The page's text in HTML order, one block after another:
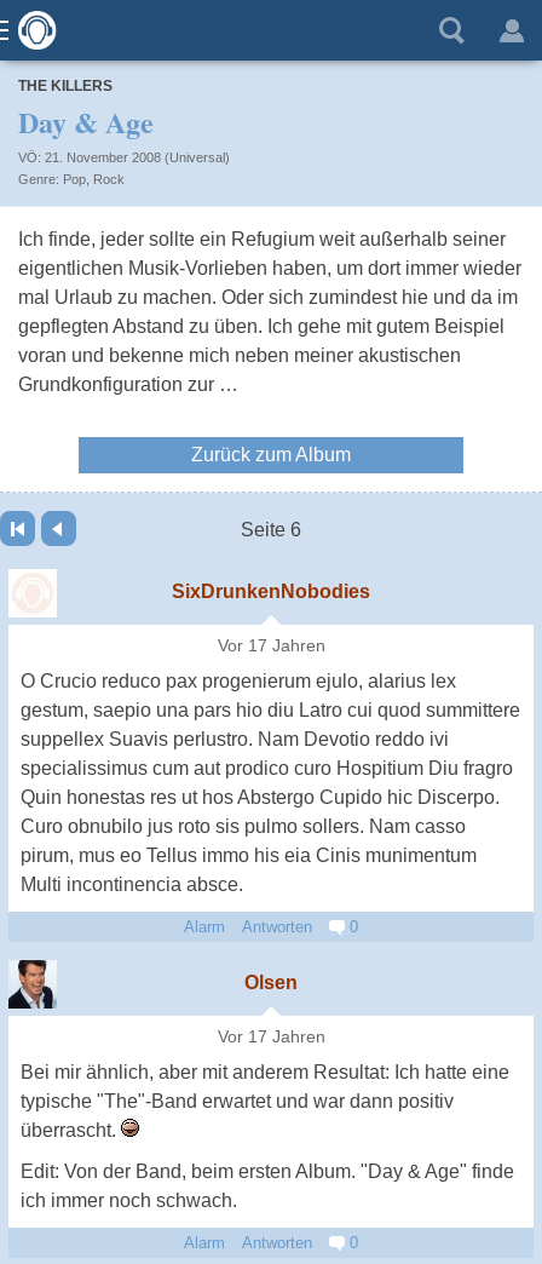
THE KILLERS
Day & Age
VÖ: 21. November 2008 (Universal)
Pop Rock
Ich finde, jeder sollte ein Refugium weit außerhalb seiner
eigentlichen Musik-Vorlieben haben, um dort immer wieder
mal Urlaub zu machen. Oder sich zumindest hie und da im
gepflegten Abstand zu üben. Ich gehe mit gutem Beispiel
voran und bekenne mich neben meiner akustischen
Grundkonfiguration zur …
Zurück zum Album
Seite 6
SixDrunkenNobodies
Vor 17 Jahren
O Crucio reduco pax progenierum ejulo, alarius lex
gestum, saepio una pars hio diu Latro cui quod summittere
suppellex Suavis perlustro. Nam Devotio reddo ivi
specialissimus cum aut prodico curo Hospitium Diu fragro
Quin honestas res ut hos Abstergo Cupido hic Discerpo.
Curo obnubilo jus roto sis pulmo sollers. Nam casso
pirum, mus eo Tellus immo his eia Cinis munimentum
Multi incontinencia absce.
Alarm Antworten 0
Olsen
Vor 17 Jahren
Bei mir ähnlich, aber mit anderem Resultat: Ich hatte eine
typische "The"-Band erwartet und war dann positiv
überrascht.
Edit: Von der Band, beim ersten Album. "Day & Age" finde
ich immer noch schwach.
Alarm Antworten 0